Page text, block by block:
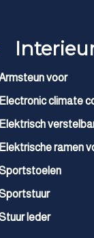
voor
Electronic climate
Elektrisch
Elektrische ramen
leder